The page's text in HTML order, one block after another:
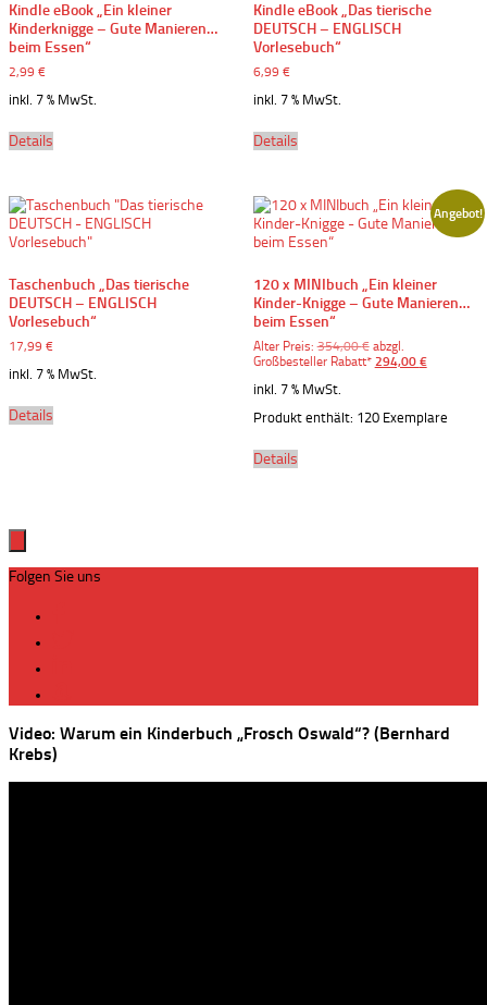
Kindle eBook „Ein kleiner
Kinderknigge – Gute Manieren…
beim Essen“
2,99 €
inkl. 7 % MwSt.
Details
Kindle eBook „Das tierische
DEUTSCH – ENGLISCH
Vorlesebuch“
6,99 €
inkl. 7 % MwSt.
Details
Taschenbuch „Das tierische
DEUTSCH – ENGLISCH
Vorlesebuch“
17,99 €
inkl. 7 % MwSt.
Details
Angebot!
120 x MINIbuch „Ein kleiner
Kinder-Knigge – Gute Manieren…
beim Essen“
Alter Preis: 354,00€ Ursprünglicher
Preis
abzgl.
Großbesteller Rabatt* 294,00 €Aktueller
inkl. 7 % MwSt.
Produkt enthält: 120 Exemplare
Details
Folgen Sie uns
Video: Warum ein Kinderbuch „Frosch Oswald“? (Bernhard
Krebs)